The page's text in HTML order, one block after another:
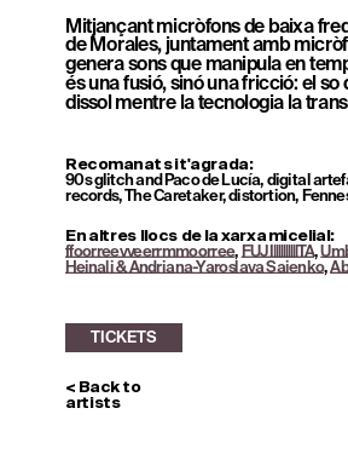
TICKETS
Mitjançant micròfons de baixa
de Morales, juntament amb
genera sons que manipula en
és una fusió, sinó una fricció: el
dissol mentre la tecnologia la
Recomanat si t'agrada:
90s glitch and Paco de Lucía, digital
records, The Caretaker, distortion,
En altres llocs de la xarxa micelial:
ffoorreevveerrmmoorree, FUJI||||||||||TA,
Heinali & Andriana-Yaroslava Saienko,
< Back to
artists